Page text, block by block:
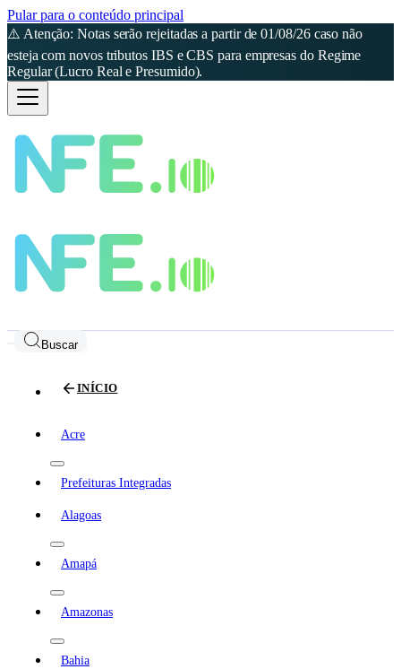
Pular para o conteúdo principal
⚠️ Atenção: Notas serão rejeitadas a partir de 01/08/26 caso não
esteja com novos tributos IBS e CBS para empresas do Regime
Regular (Lucro Real e Presumido).
Buscar
INÍCIO
Acre
Prefeituras Integradas
Alagoas
Amapá
Amazonas
Bahia